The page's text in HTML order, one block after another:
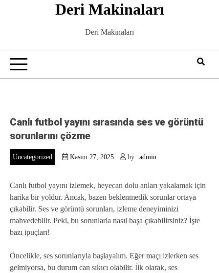
Deri Makinaları
Deri Makinaları
Canlı futbol yayını sırasında ses ve görüntü
sorunlarını çözme
Uncategorized Kasım 27, 2025 by admin
Canlı futbol yayını izlemek, heyecan dolu anları yakalamak için
harika bir yoldur. Ancak, bazen beklenmedik sorunlar ortaya
çıkabilir. Ses ve görüntü sorunları, izleme deneyiminizi
mahvedebilir. Peki, bu sorunlarla nasıl başa çıkabilirsiniz? İşte
bazı ipuçları!
Öncelikle, ses sorunlarıyla başlayalım. Eğer maçı izlerken ses
gelmiyorsa, bu durum can sıkıcı olabilir. İlk olarak, ses